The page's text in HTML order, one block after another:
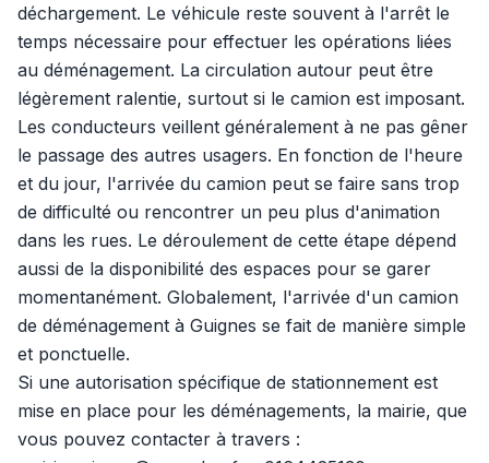
déchargement. Le véhicule reste souvent à l'arrêt le
temps nécessaire pour effectuer les opérations liées
au déménagement. La circulation autour peut être
légèrement ralentie, surtout si le camion est imposant.
Les conducteurs veillent généralement à ne pas gêner
le passage des autres usagers. En fonction de l'heure
et du jour, l'arrivée du camion peut se faire sans trop
de difficulté ou rencontrer un peu plus d'animation
dans les rues. Le déroulement de cette étape dépend
aussi de la disponibilité des espaces pour se garer
momentanément. Globalement, l'arrivée d'un camion
de déménagement à Guignes se fait de manière simple
et ponctuelle.
Si une autorisation spécifique de stationnement est
mise en place pour les déménagements, la mairie, que
vous pouvez contacter à travers :